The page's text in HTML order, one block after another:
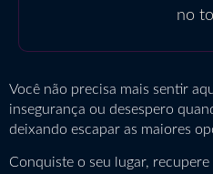
no
Você não precisa mais sentir
insegurança ou desespero
deixando escapar as maiores
Conquiste o seu lugar,